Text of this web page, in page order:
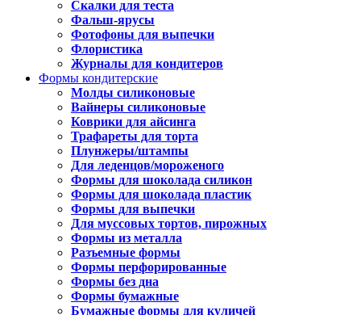
Скалки для теста
Фальш-ярусы
Фотофоны для выпечки
Флористика
Журналы для кондитеров
Формы кондитерские
Молды силиконовые
Вайнеры силиконовые
Коврики для айсинга
Трафареты для торта
Плунжеры/штампы
Для леденцов/мороженого
Формы для шоколада силикон
Формы для шоколада пластик
Формы для выпечки
Для муссовых тортов, пирожных
Формы из металла
Разъемные формы
Формы перфорированные
Формы без дна
Формы бумажные
Бумажные формы для куличей